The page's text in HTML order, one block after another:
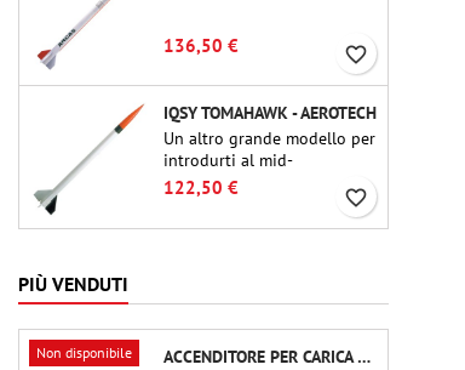
136,50 € favorite_border
IQSY TOMAHAWK - AEROTECH
Un altro grande modello per
introdurti al mid-
power.Riproduzione in scala
di un famoso razzo-sonda,
dalle dimensioni contenute
122,50 € favorite_border
PIÙ VENDUTI
Non disponibile
ACCENDITORE PER CARICA DI ESPULSIONE (CHIP-TYPE)